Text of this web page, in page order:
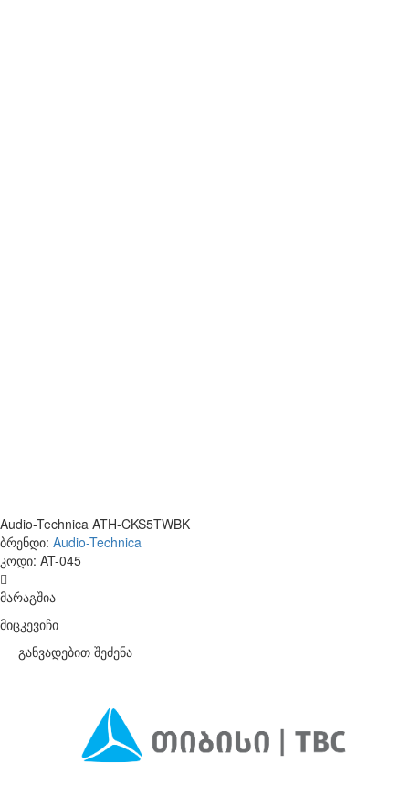
Audio-Technica ATH-CKS5TWBK
ბრენდი: Audio-Technica
კოდი: AT-045
მარაგშია
მიცკევიჩი
განვადებით შეძენა